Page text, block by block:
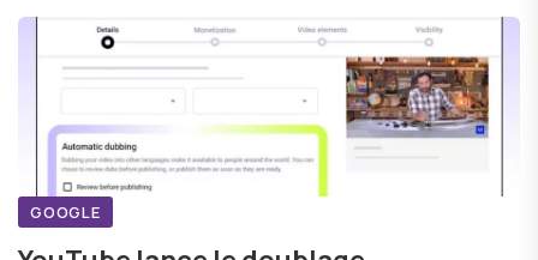
GOOGLE